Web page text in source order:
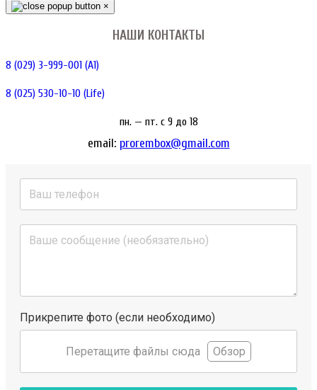
×
НАШИ КОНТАКТЫ
8 (029) 3-999-001 (A1)
8 (025) 530-10-10 (Life)
пн. — пт. c 9 до 18
email: prorembox@gmail.com
Прикрепите фото (если необходимо)
Перетащите файлы сюда Обзор